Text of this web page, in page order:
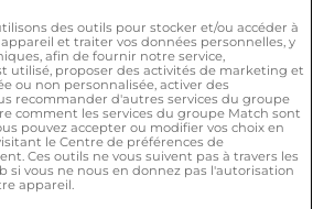
sur Meetic après avoir
des outils pour stocker et/ou accéder à
et traiter vos données personnelles, y
afin de fournir notre service,
utilisé, proposer des activités de marketing et
ou non personnalisée, activer des
recommander d'autres services du groupe
comment les services du groupe Match sont
pouvez accepter ou modifier vos choix en
le Centre de préférences de
Ces outils ne vous suivent pas à travers les
si vous ne nous en donnez pas l'autorisation
appareil.